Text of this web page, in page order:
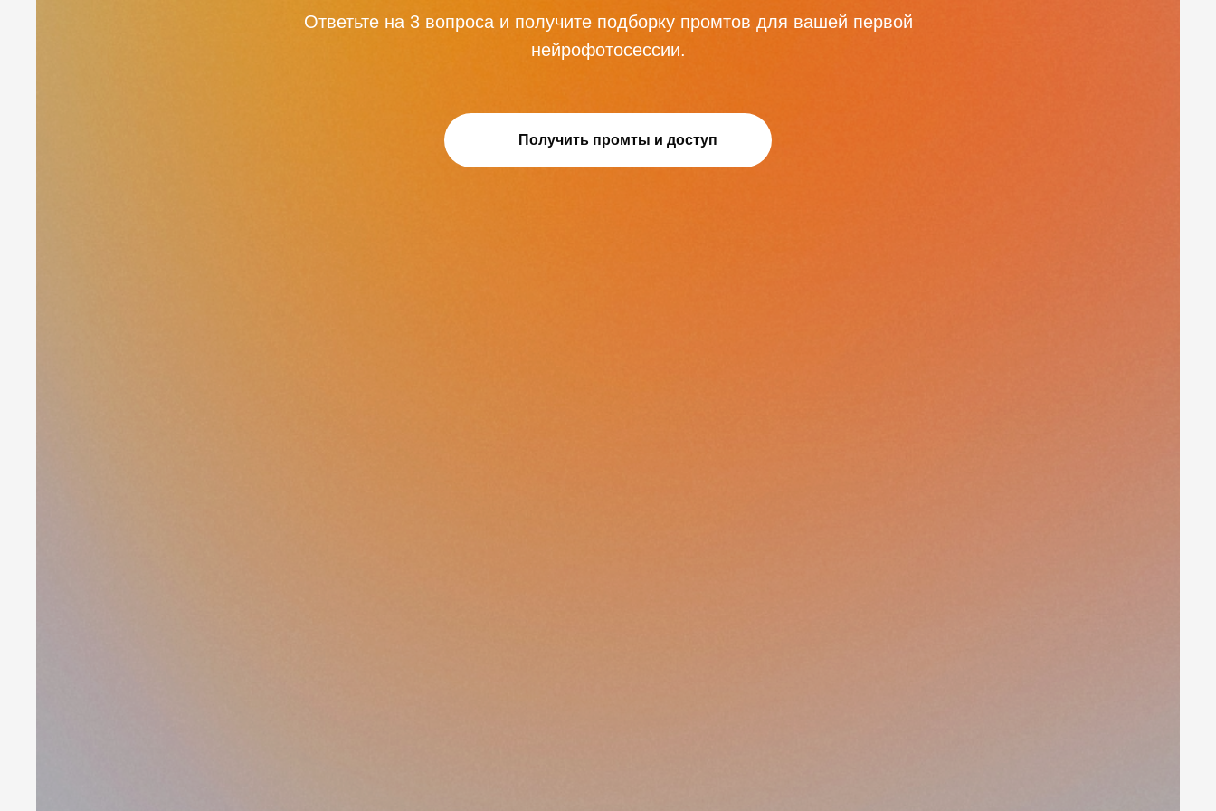
Ответьте на 3 вопроса и получите подборку промтов для вашей первой
нейрофотосессии.
Получить промты и доступ